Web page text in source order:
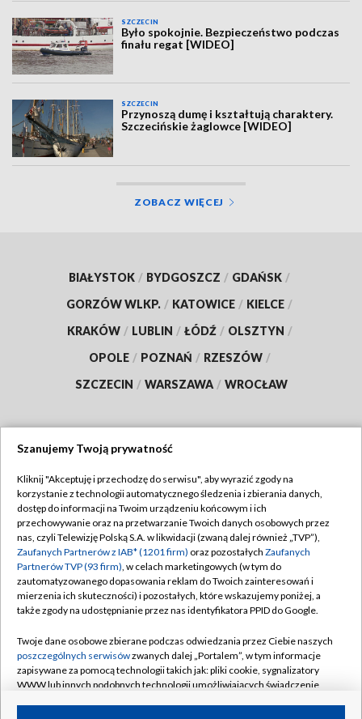
SZCZECIN
Było spokojnie. Bezpieczeństwo podczas
finału regat [WIDEO]
SZCZECIN
Przynoszą dumę i kształtują charaktery.
Szczecińskie żaglowce [WIDEO]
ZOBACZ WIĘCEJ
BIAŁYSTOK / BYDGOSZCZ / GDAŃSK /
GORZÓW WLKP. / KATOWICE / KIELCE /
KRAKÓW / LUBLIN / ŁÓDŹ / OLSZTYN /
OPOLE / POZNAŃ / RZESZÓW /
SZCZECIN / WARSZAWA / WROCŁAW
TVP
Abonament TVP
Emisja w TVP
Centrum informacji TVP
Naziemna Telewizja Cyfrowa
Rada Programowa
System NOS
Informacje o nadawcy
Regulamin TVP
Polityka prywatności
Moje zgody
Pomoc
Kontakt
Kanały
Szanujemy Twoją prywatność
Kliknij "Akceptuję i przechodzę do serwisu", aby wyrazić zgody na
korzystanie z technologii automatycznego śledzenia i zbierania danych,
dostęp do informacji na Twoim urządzeniu końcowym i ich
przechowywanie oraz na przetwarzanie Twoich danych osobowych przez
nas, czyli Telewizję Polską S.A. w likwidacji (zwaną dalej również „TVP”),
Zaufanych Partnerów z IAB* (1201 firm) oraz pozostałych Zaufanych
Partnerów TVP (93 firm), w celach marketingowych (w tym do
zautomatyzowanego dopasowania reklam do Twoich zainteresowań i
mierzenia ich skuteczności) i pozostałych, które wskazujemy poniżej, a
także zgody na udostępnianie przez nas identyfikatora PPID do Google.
Twoje dane osobowe zbierane podczas odwiedzania przez Ciebie naszych
poszczególnych serwisówzwanych dalej „Portalem”, w tym informacje
zapisywane za pomocą technologii takich jak: pliki cookie, sygnalizatory
WWW lub innych podobnych technologii umożliwiających świadczenie